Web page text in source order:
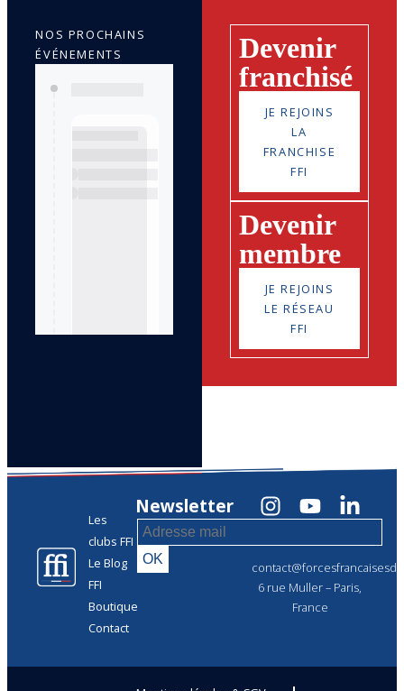
Devenir
franchisé
JE REJOINS
LA
FRANCHISE
FFI
Devenir
membre
JE REJOINS
LE RÉSEAU
FFI
NOS PROCHAINS
ÉVÉNEMENTS
Les
clubs FFI
Le Blog
FFI
Boutique
Contact
6 rue Muller – Paris,
France
Newsletter